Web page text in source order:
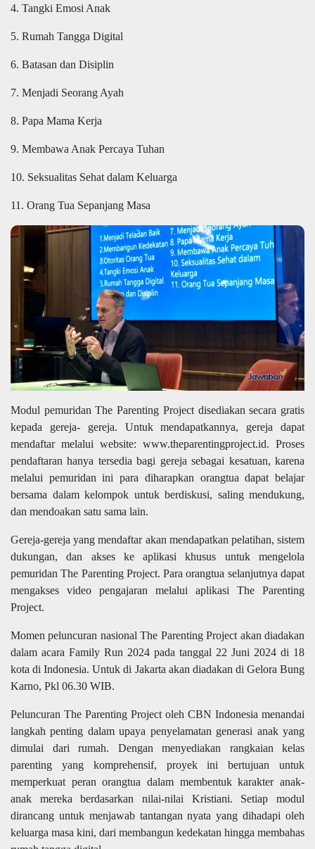
4. Tangki Emosi Anak
5. Rumah Tangga Digital
6. Batasan dan Disiplin
7. Menjadi Seorang Ayah
8. Papa Mama Kerja
9. Membawa Anak Percaya Tuhan
10. Seksualitas Sehat dalam Keluarga
11. Orang Tua Sepanjang Masa
Modul pemuridan The Parenting Project disediakan secara gratis
kepada gereja- gereja. Untuk mendapatkannya, gereja dapat
mendaftar melalui website: www.theparentingproject.id. Proses
pendaftaran hanya tersedia bagi gereja sebagai kesatuan, karena
melalui pemuridan ini para diharapkan orangtua dapat belajar
bersama dalam kelompok untuk berdiskusi, saling mendukung,
dan mendoakan satu sama lain.
Gereja-gereja yang mendaftar akan mendapatkan pelatihan, sistem
dukungan, dan akses ke aplikasi khusus untuk mengelola
pemuridan The Parenting Project. Para orangtua selanjutnya dapat
mengakses video pengajaran melalui aplikasi The Parenting
Project.
Momen peluncuran nasional The Parenting Project akan diadakan
dalam acara Family Run 2024 pada tanggal 22 Juni 2024 di 18
kota di Indonesia. Untuk di Jakarta akan diadakan di Gelora Bung
Karno, Pkl 06.30 WIB.
Peluncuran The Parenting Project oleh CBN Indonesia menandai
langkah penting dalam upaya penyelamatan generasi anak yang
dimulai dari rumah. Dengan menyediakan rangkaian kelas
parenting yang komprehensif, proyek ini bertujuan untuk
memperkuat peran orangtua dalam membentuk karakter anak-
anak mereka berdasarkan nilai-nilai Kristiani. Setiap modul
dirancang untuk menjawab tantangan nyata yang dihadapi oleh
keluarga masa kini, dari membangun kedekatan hingga membahas